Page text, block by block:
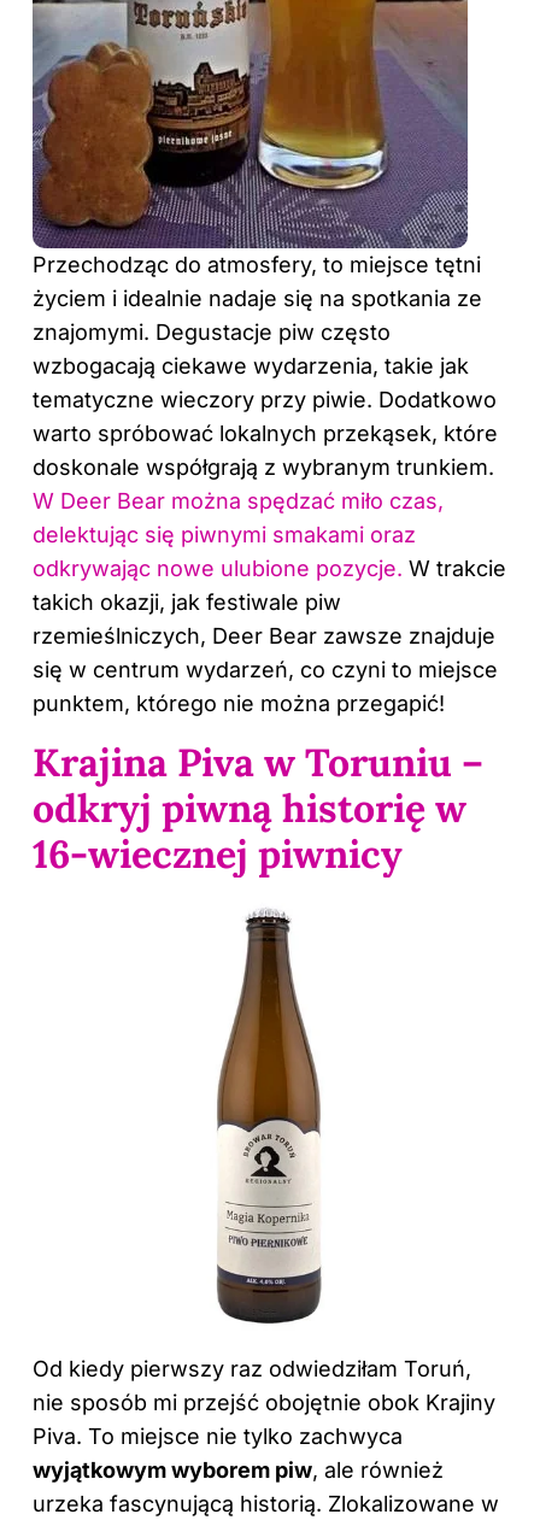
Przechodząc do atmosfery, to miejsce tętni
życiem i idealnie nadaje się na spotkania ze
znajomymi. Degustacje piw często
wzbogacają ciekawe wydarzenia, takie jak
tematyczne wieczory przy piwie. Dodatkowo
warto spróbować lokalnych przekąsek, które
doskonale współgrają z wybranym trunkiem.
W Deer Bear można spędzać miło czas,
delektując się piwnymi smakami oraz
odkrywając nowe ulubione pozycje. W trakcie
takich okazji, jak festiwale piw
rzemieślniczych, Deer Bear zawsze znajduje
się w centrum wydarzeń, co czyni to miejsce
punktem, którego nie można przegapić!
Krajina Piva w Toruniu –
odkryj piwną historię w
16-wiecznej piwnicy
Od kiedy pierwszy raz odwiedziłam Toruń,
nie sposób mi przejść obojętnie obok Krajiny
Piva. To miejsce nie tylko zachwyca
wyjątkowym wyborem piw, ale również
urzeka fascynującą historią. Zlokalizowane w